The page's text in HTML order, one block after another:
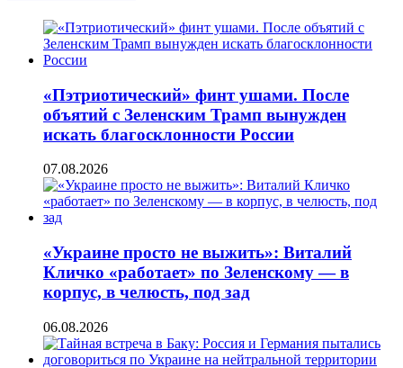
«Пэтриотический» финт ушами. После
объятий с Зеленским Трамп вынужден
искать благосклонности России
07.08.2026
«Украине просто не выжить»: Виталий
Кличко «работает» по Зеленскому — в
корпус, в челюсть, под зад
06.08.2026